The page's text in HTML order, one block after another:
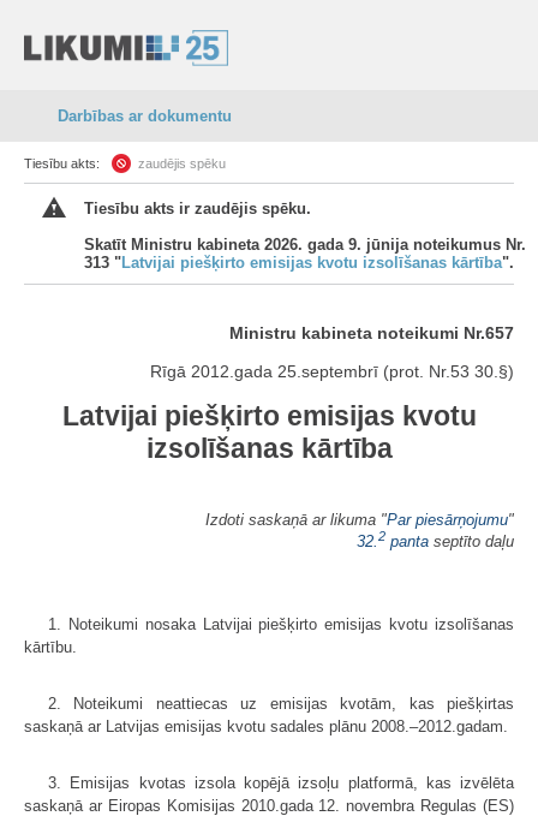
Darbības ar dokumentu
Tiesību akts: zaudējis spēku
Tiesību akts ir zaudējis spēku.
Skatīt Ministru kabineta 2026. gada 9. jūnija noteikumus Nr.
313 "Latvijai piešķirto emisijas kvotu izsolīšanas kārtība".
Ministru kabineta noteikumi Nr.657
Rīgā 2012.gada 25.septembrī (prot. Nr.53 30.§)
Latvijai piešķirto emisijas kvotu
izsolīšanas kārtība
Izdoti saskaņā ar likuma "Par piesārņojumu"
32.2 panta septīto daļu
1. Noteikumi nosaka Latvijai piešķirto emisijas kvotu izsolīšanas
kārtību.
2. Noteikumi neattiecas uz emisijas kvotām, kas piešķirtas
saskaņā ar Latvijas emisijas kvotu sadales plānu 2008.–2012.gadam.
3. Emisijas kvotas izsola kopējā izsoļu platformā, kas izvēlēta
saskaņā ar Eiropas Komisijas 2010.gada 12. novembra Regulas (ES)